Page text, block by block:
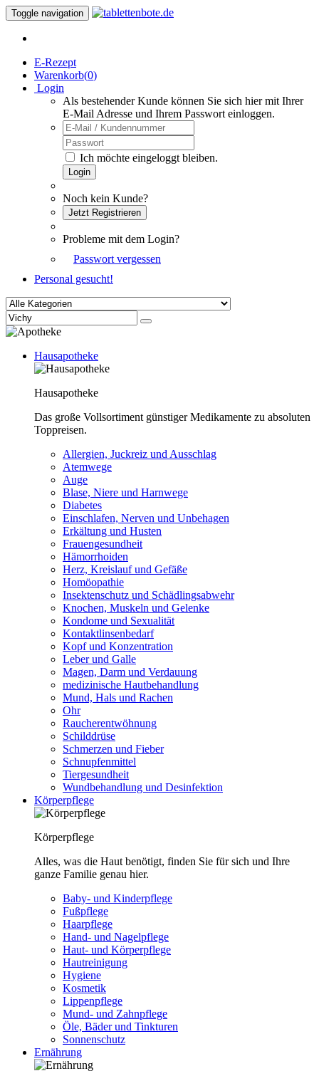
Toggle navigation
E-Rezept
Warenkorb(0)
Login
Als bestehender Kunde können Sie sich hier mit Ihrer
E-Mail Adresse und Ihrem Passwort einloggen.
Ich möchte eingeloggt bleiben.
Login
Noch kein Kunde?
Jetzt Registrieren
Probleme mit dem Login?
Passwort vergessen
Personal gesucht!
Hausapotheke
Hausapotheke
Das große Vollsortiment günstiger Medikamente zu absoluten
Toppreisen.
Allergien, Juckreiz und Ausschlag
Atemwege
Auge
Blase, Niere und Harnwege
Diabetes
Einschlafen, Nerven und Unbehagen
Erkältung und Husten
Frauengesundheit
Hämorrhoiden
Herz, Kreislauf und Gefäße
Homöopathie
Insektenschutz und Schädlingsabwehr
Knochen, Muskeln und Gelenke
Kondome und Sexualität
Kontaktlinsenbedarf
Kopf und Konzentration
Leber und Galle
Magen, Darm und Verdauung
medizinische Hautbehandlung
Mund, Hals und Rachen
Ohr
Raucherentwöhnung
Schilddrüse
Schmerzen und Fieber
Schnupfenmittel
Tiergesundheit
Wundbehandlung und Desinfektion
Körperpflege
Körperpflege
Alles, was die Haut benötigt, finden Sie für sich und Ihre
ganze Familie genau hier.
Baby- und Kinderpflege
Fußpflege
Haarpflege
Hand- und Nagelpflege
Haut- und Körperpflege
Hautreinigung
Hygiene
Kosmetik
Lippenpflege
Mund- und Zahnpflege
Öle, Bäder und Tinkturen
Sonnenschutz
Ernährung